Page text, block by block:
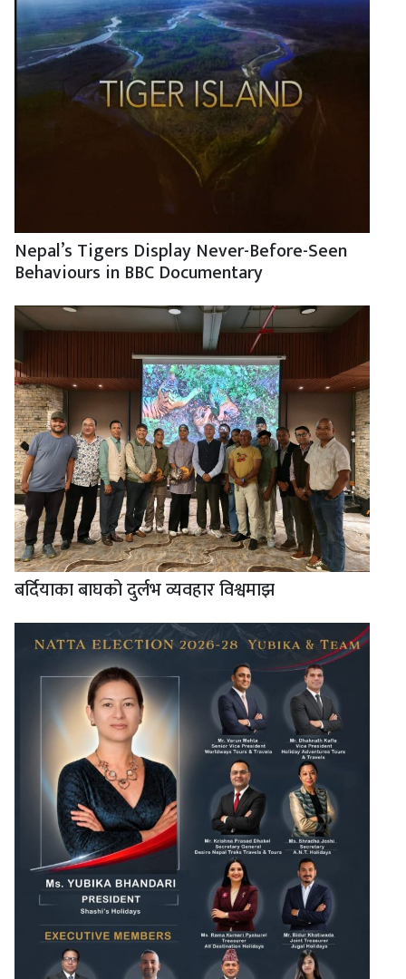
Nepal’s Tigers Display Never-Before-Seen
Behaviours in BBC Documentary
बर्दियाका बाघको दुर्लभ व्यवहार विश्वमाझ